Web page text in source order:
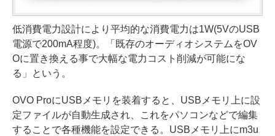
低消費電力設計により平均的な消費電力は1W(5VのUSB
電源で200mA程度)。「既存のオーディオシステムをOV
Oに置き換える事で大幅な電力コスト削減が可能にな
る」という。
OVO ProにUSBメモリを装着すると、USBメモリ上に設
定ファイルが自動生成され、これをパソコンなどで編集
することで各種機能を設定できる。USBメモリ上にm3u